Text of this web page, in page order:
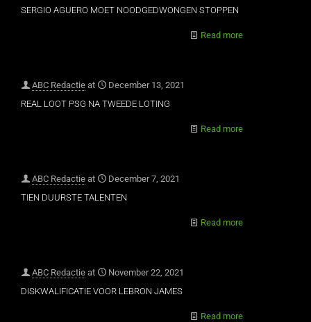
SERGIO AGUERO MOET NOODGEDWONGEN STOPPEN
Read more
ABC Redactie at
December 13, 2021
REAL LOOT PSG NA TWEEDE LOTING
Read more
ABC Redactie at
December 7, 2021
TIEN DUURSTE TALENTEN
Read more
ABC Redactie at
November 22, 2021
DISKWALIFICATIE VOOR LEBRON JAMES
Read more